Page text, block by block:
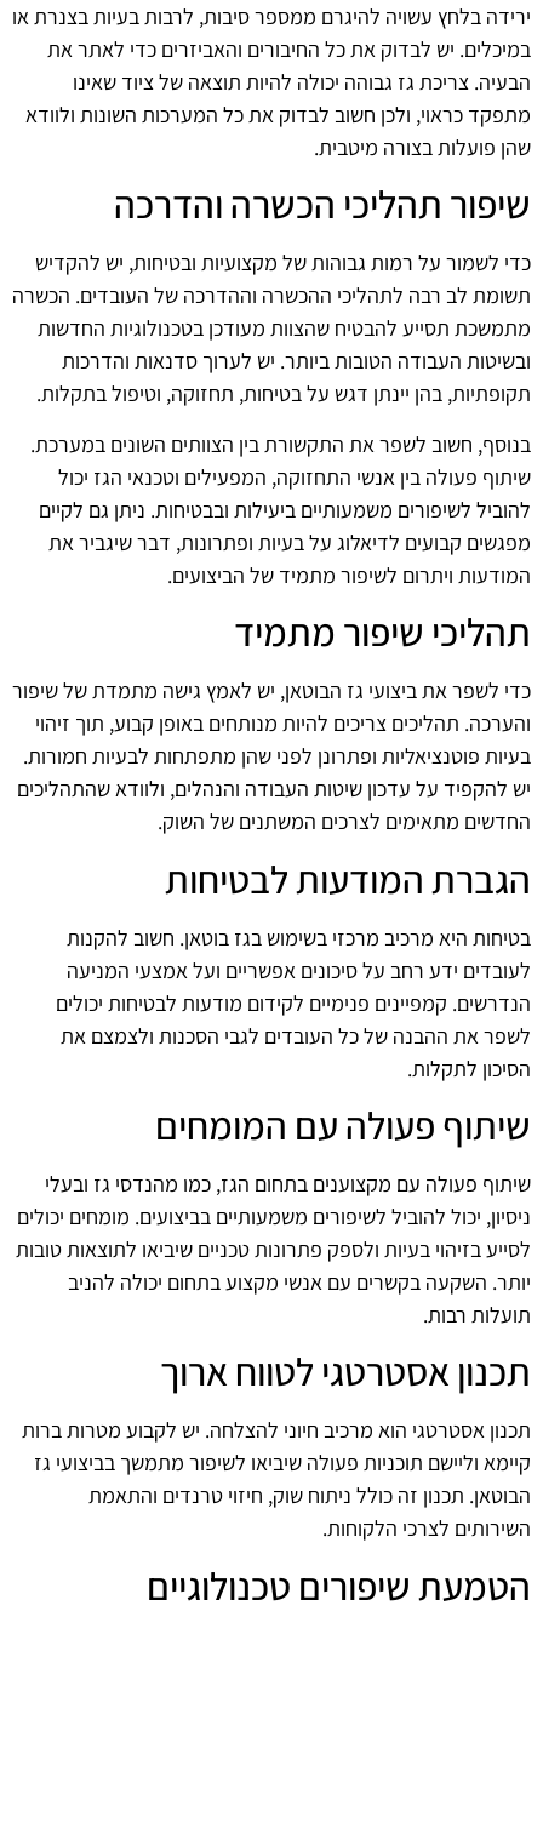
ירידה בלחץ עשויה להיגרם ממספר סיבות, לרבות בעיות בצנרת או
במיכלים. יש לבדוק את כל החיבורים והאביזרים כדי לאתר את
הבעיה. צריכת גז גבוהה יכולה להיות תוצאה של ציוד שאינו
מתפקד כראוי, ולכן חשוב לבדוק את כל המערכות השונות ולוודא
שהן פועלות בצורה מיטבית.
שיפור תהליכי הכשרה והדרכה
כדי לשמור על רמות גבוהות של מקצועיות ובטיחות, יש להקדיש
תשומת לב רבה לתהליכי ההכשרה וההדרכה של העובדים. הכשרה
מתמשכת תסייע להבטיח שהצוות מעודכן בטכנולוגיות החדשות
ובשיטות העבודה הטובות ביותר. יש לערוך סדנאות והדרכות
תקופתיות, בהן יינתן דגש על בטיחות, תחזוקה, וטיפול בתקלות.
בנוסף, חשוב לשפר את התקשורת בין הצוותים השונים במערכת.
שיתוף פעולה בין אנשי התחזוקה, המפעילים וטכנאי הגז יכול
להוביל לשיפורים משמעותיים ביעילות ובבטיחות. ניתן גם לקיים
מפגשים קבועים לדיאלוג על בעיות ופתרונות, דבר שיגביר את
המודעות ויתרום לשיפור מתמיד של הביצועים.
תהליכי שיפור מתמיד
כדי לשפר את ביצועי גז הבוטאן, יש לאמץ גישה מתמדת של שיפור
והערכה. תהליכים צריכים להיות מנותחים באופן קבוע, תוך זיהוי
בעיות פוטנציאליות ופתרונן לפני שהן מתפתחות לבעיות חמורות.
יש להקפיד על עדכון שיטות העבודה והנהלים, ולוודא שהתהליכים
החדשים מתאימים לצרכים המשתנים של השוק.
הגברת המודעות לבטיחות
בטיחות היא מרכיב מרכזי בשימוש בגז בוטאן. חשוב להקנות
לעובדים ידע רחב על סיכונים אפשריים ועל אמצעי המניעה
הנדרשים. קמפיינים פנימיים לקידום מודעות לבטיחות יכולים
לשפר את ההבנה של כל העובדים לגבי הסכנות ולצמצם את
הסיכון לתקלות.
שיתוף פעולה עם המומחים
שיתוף פעולה עם מקצוענים בתחום הגז, כמו מהנדסי גז ובעלי
ניסיון, יכול להוביל לשיפורים משמעותיים בביצועים. מומחים יכולים
לסייע בזיהוי בעיות ולספק פתרונות טכניים שיביאו לתוצאות טובות
יותר. השקעה בקשרים עם אנשי מקצוע בתחום יכולה להניב
תועלות רבות.
תכנון אסטרטגי לטווח ארוך
תכנון אסטרטגי הוא מרכיב חיוני להצלחה. יש לקבוע מטרות ברות
קיימא וליישם תוכניות פעולה שיביאו לשיפור מתמשך בביצועי גז
הבוטאן. תכנון זה כולל ניתוח שוק, חיזוי טרנדים והתאמת
השירותים לצרכי הלקוחות.
הטמעת שיפורים טכנולוגיים